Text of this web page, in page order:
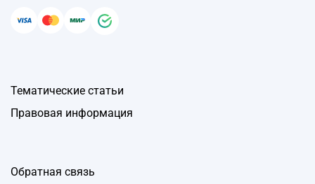
Тематические статьи
Правовая информация
Обратная связь